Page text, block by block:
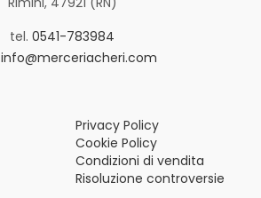
tel. 0541-783984
info@merceriacheri.com
Privacy Policy
Cookie Policy
Condizioni di vendita
Risoluzione controversie